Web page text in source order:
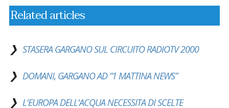
Related articles
STASERA GARGANO SUL CIRCUITO RADIOTV 2000
DOMANI, GARGANO AD “1 MATTINA NEWS”
L'EUROPA DELL'ACQUA NECESSITA DI SCELTE